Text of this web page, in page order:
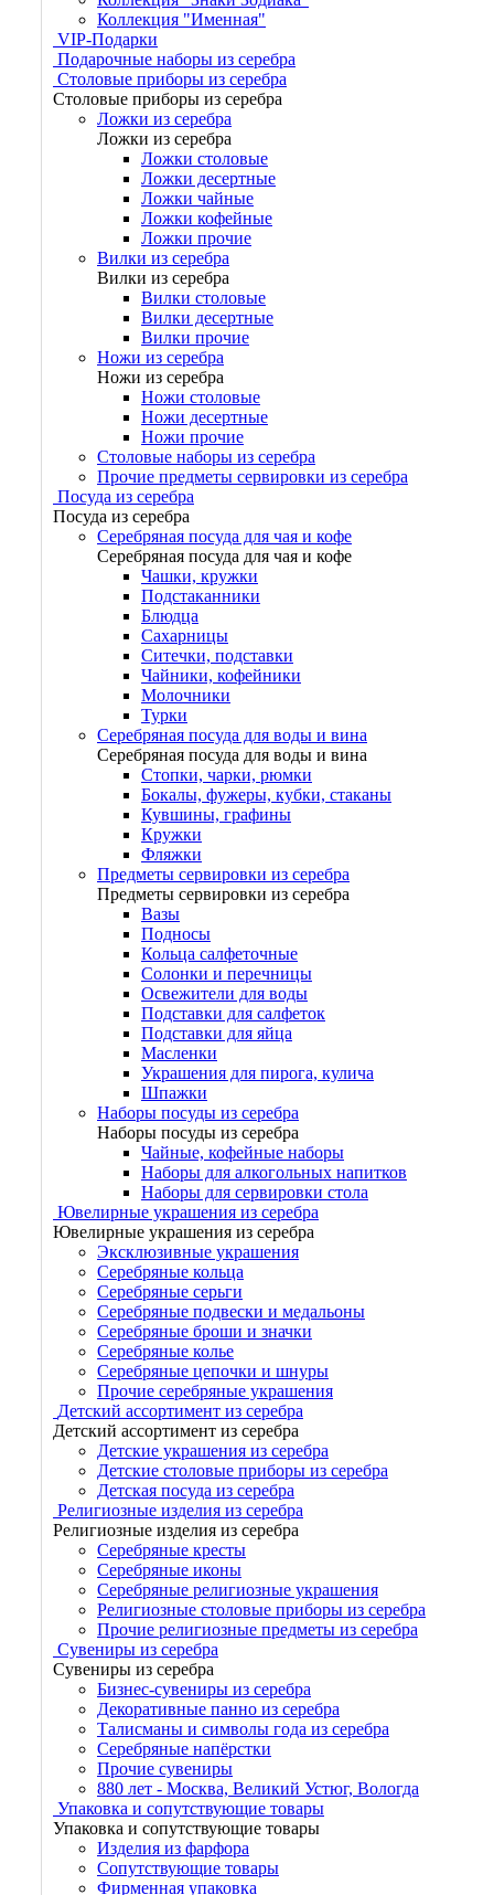
Коллекция "Именная"
VIP-Подарки
Подарочные наборы из серебра
Столовые приборы из серебра
Столовые приборы из серебра
Ложки из серебра
Ложки из серебра
Ложки столовые
Ложки десертные
Ложки чайные
Ложки кофейные
Ложки прочие
Вилки из серебра
Вилки из серебра
Вилки столовые
Вилки десертные
Вилки прочие
Ножи из серебра
Ножи из серебра
Ножи столовые
Ножи десертные
Ножи прочие
Столовые наборы из серебра
Прочие предметы сервировки из серебра
Посуда из серебра
Посуда из серебра
Серебряная посуда для чая и кофе
Серебряная посуда для чая и кофе
Чашки, кружки
Подстаканники
Блюдца
Сахарницы
Ситечки, подставки
Чайники, кофейники
Молочники
Турки
Серебряная посуда для воды и вина
Серебряная посуда для воды и вина
Стопки, чарки, рюмки
Бокалы, фужеры, кубки, стаканы
Кувшины, графины
Кружки
Фляжки
Предметы сервировки из серебра
Предметы сервировки из серебра
Вазы
Подносы
Кольца салфеточные
Солонки и перечницы
Освежители для воды
Подставки для салфеток
Подставки для яйца
Масленки
Украшения для пирога, кулича
Шпажки
Наборы посуды из серебра
Наборы посуды из серебра
Чайные, кофейные наборы
Наборы для алкогольных напитков
Наборы для сервировки стола
Ювелирные украшения из серебра
Ювелирные украшения из серебра
Эксклюзивные украшения
Серебряные кольца
Серебряные серьги
Серебряные подвески и медальоны
Серебряные броши и значки
Серебряные колье
Серебряные цепочки и шнуры
Прочие серебряные украшения
Детский ассортимент из серебра
Детский ассортимент из серебра
Детские украшения из серебра
Детские столовые приборы из серебра
Детская посуда из серебра
Религиозные изделия из серебра
Религиозные изделия из серебра
Серебряные кресты
Серебряные иконы
Серебряные религиозные украшения
Религиозные столовые приборы из серебра
Прочие религиозные предметы из серебра
Сувениры из серебра
Сувениры из серебра
Бизнес-сувениры из серебра
Декоративные панно из серебра
Талисманы и символы года из серебра
Серебряные напёрстки
Прочие сувениры
880 лет - Москва, Великий Устюг, Вологда
Упаковка и сопутствующие товары
Упаковка и сопутствующие товары
Изделия из фарфора
Сопутствующие товары
Фирменная упаковка